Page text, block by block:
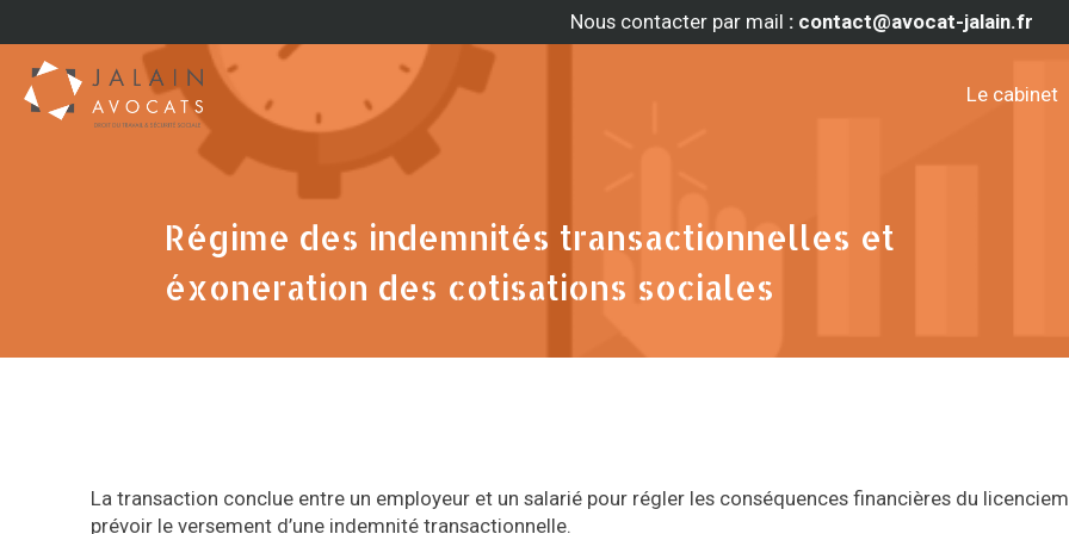
Nous contacter par mail : contact@avocat-jalain.fr
Le cabinet
Régime des indemnités transactionnelles et
éxoneration des cotisations sociales
La transaction conclue entre un employeur et un salarié pour régler les conséquences financières du
prévoir le versement d’une indemnité transactionnelle.